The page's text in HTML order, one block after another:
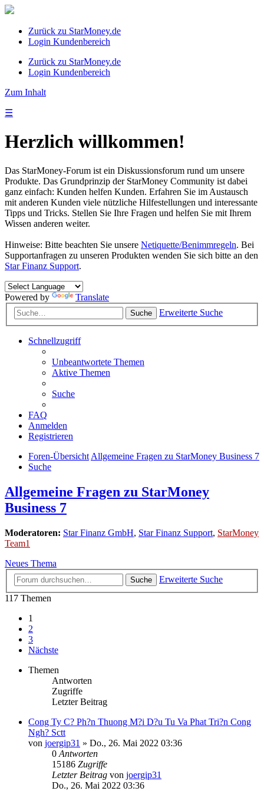
Zurück zu StarMoney.de
Login Kundenbereich
Zurück zu StarMoney.de
Login Kundenbereich
Zum Inhalt
☰
Herzlich willkommen!
Das StarMoney-Forum ist ein Diskussionsforum rund um unsere
Produkte. Das Grundprinzip der StarMoney Community ist dabei
ganz einfach: Kunden helfen Kunden. Erfahren Sie im Austausch
mit anderen Kunden viele nützliche Hilfestellungen und interessante
Tipps und Tricks. Stellen Sie Ihre Fragen und helfen Sie mit Ihrem
Wissen anderen weiter.
Hinweise: Bitte beachten Sie unsere Netiquette/Benimmregeln. Bei
Supportanfragen zu unseren Produkten wenden Sie sich bitte an den
Star Finanz Support.
Powered by Translate
Suche Erweiterte Suche
Schnellzugriff
Unbeantwortete Themen
Aktive Themen
Suche
FAQ
Anmelden
Registrieren
Foren-ÜbersichtAllgemeine Fragen zu StarMoney Business 7
Suche
Allgemeine Fragen zu StarMoney
Business 7
Moderatoren: Star Finanz GmbH, Star Finanz Support, StarMoney
Team1
Neues Thema
Suche
Erweiterte Suche
117 Themen
1
2
3
Nächste
Themen
Antworten
Zugriffe
Letzter Beitrag
Cong Ty C? Ph?n Thuong M?i D?u Tu Va Phat Tri?n Cong
Ngh? Sctt
von joergip31 » Do., 26. Mai 2022 03:36
0 Antworten
15186 Zugriffe
Letzter Beitrag von joergip31
Do., 26. Mai 2022 03:36